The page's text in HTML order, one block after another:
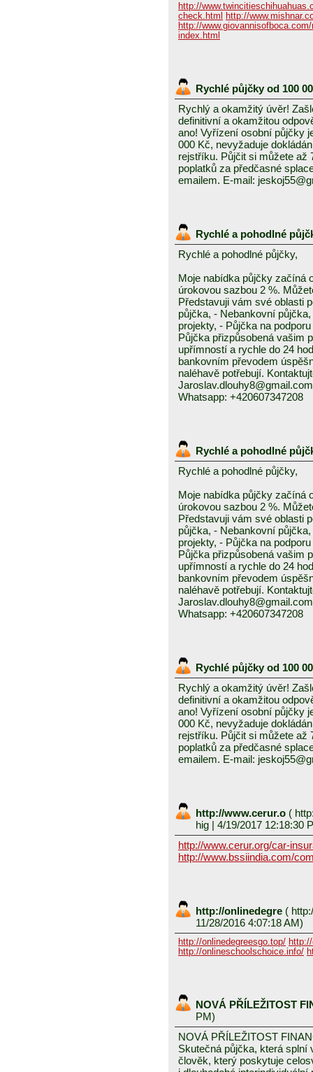
http://
check.html
http://
http://
index.html
Rychlé půjčky od 100
Rychlý a okamžitý úvěr!
definitivní a okamžitou
ano! Vyřízení osobní půjčky
000 Kč, nevyžaduje
rejstříku. Půjčit si můžete až
poplatků za předčasné
emailem. E-mail:
Rychlé a pohodlné
Rychlé a pohodlné půjčky,
Moje nabídka půjčky začíná
úrokovou sazbou 2 %.
Představuji vám své oblasti
půjčka, - Nebankovní
projekty, - Půjčka na
Půjčka přizpůsobená vašim
upřímností a rychle do 24
bankovním převodem
naléhavě potřebují.
Jaroslav.dlouhy8@gmail.com
Whatsapp: +420607347208
Rychlé a pohodlné
Rychlé a pohodlné půjčky,
Moje nabídka půjčky začíná
úrokovou sazbou 2 %.
Představuji vám své oblasti
půjčka, - Nebankovní
projekty, - Půjčka na
Půjčka přizpůsobená vašim
upřímností a rychle do 24
bankovním převodem
naléhavě potřebují.
Jaroslav.dlouhy8@gmail.com
Whatsapp: +420607347208
Rychlé půjčky od 100
Rychlý a okamžitý úvěr!
definitivní a okamžitou
ano! Vyřízení osobní půjčky
000 Kč, nevyžaduje
rejstříku. Půjčit si můžete až
poplatků za předčasné
emailem. E-mail:
http://www.cerur.o (
hig | 4/19/2017 12:18:30
http://www.cerur.org/car-
http://www.bssiindia.com/
http://onlinedegre (
11/28/2016 4:07:18 AM)
http://onlinedegreesgo.top/
http://onlineschoolschoice.info/
NOVÁ PŘÍLEŽITOST
PM)
NOVÁ PŘÍLEŽITOST
Skutečná půjčka, která
člověk, který poskytuje